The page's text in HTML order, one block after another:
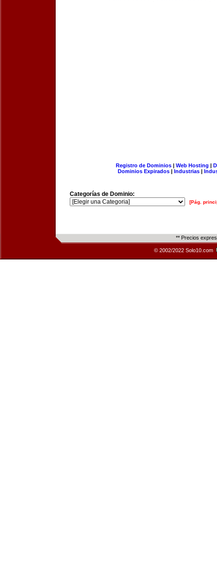
Registro de Dominios| Web Hosting |
Dominios Expirados | Industrias |
Categorías de Dominio:
[Pág.
** Precios
© 2002/2022 Solo10.com